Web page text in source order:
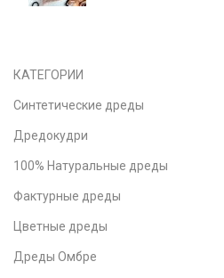
КАТЕГОРИИ
Синтетические дреды
Дредокудри
100% Натуральные дреды
Фактурные дреды
Цветные дреды
Дреды Омбре